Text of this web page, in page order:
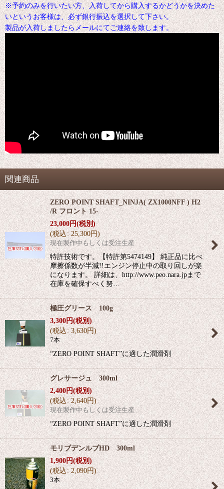
※予約のみを行いたい方、入荷してから購入するかどうかを決めた
いというお客様は、必ず銀行振込を選択して下さい。
製品が入荷しましたらメールにてご連絡を致します。
関連商品
ZERO POINT SHAFT_NINJA( ZX1000NFF ) H2
/R フロント 15-
23,000円(税別)
(税込: 25,300円)
現在製作中もしくは受注生産
特許技術です。【特許第5474149】 純正品に比べ
摩擦係数が半減!!エンジン停止中の取り回しが楽
になります。 詳細は、http://www.peo.nara.jpまで
在庫を確保すべく努…
極圧グリース 100g
3,300円(税別)
(税込: 3,630円)
7本
“ZERO POINT SHAFT”に適した潤滑剤
グレサージュ 300ml
2,400円(税別)
(税込: 2,640円)
現在製作中もしくは受注生産
“ZERO POINT SHAFT”に適した潤滑剤
モリブデンルブHD 300ml
1,900円(税別)
(税込: 2,090円)
3本